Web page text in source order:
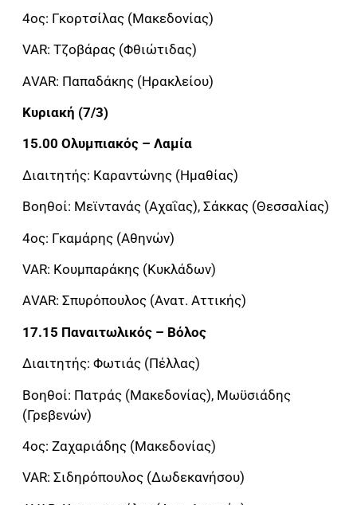
4ος: Γκορτσίλας (Μακεδονίας)
VAR: Τζοβάρας (Φθιώτιδας)
ΑVAR: Παπαδάκης (Ηρακλείου)
Κυριακή (7/3)
15.00 Ολυμπιακός – Λαμία
Διαιτητής: Καραντώνης (Ημαθίας)
Βοηθοί: Μεϊντανάς (Αχαΐας), Σάκκας (Θεσσαλίας)
4ος: Γκαμάρης (Αθηνών)
VAR: Κουμπαράκης (Κυκλάδων)
ΑVAR: Σπυρόπουλος (Ανατ. Αττικής)
17.15 Παναιτωλικός – Βόλος
Διαιτητής: Φωτιάς (Πέλλας)
Βοηθοί: Πατράς (Μακεδονίας), Μωϋσιάδης
(Γρεβενών)
4ος: Ζαχαριάδης (Μακεδονίας)
VAR: Σιδηρόπουλος (Δωδεκανήσου)